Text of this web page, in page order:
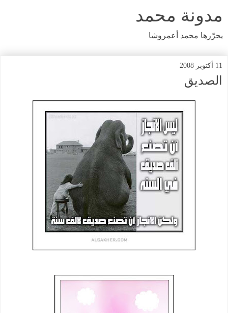
مدونة محمد
يحرّرها محمد أعمروشا
11 أكتوبر 2008
الصديق